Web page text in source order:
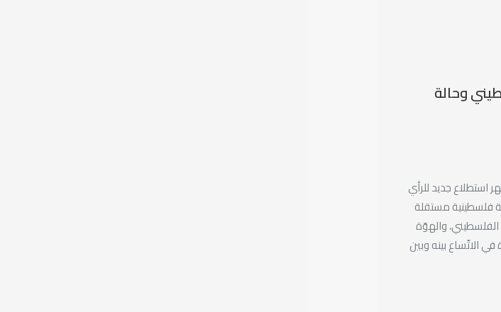
وحالة
استطلاع جديد للرأي
فلسطينية مستقلة
والهوّة
الاتّساع بينه وبين